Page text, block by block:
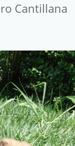
Cantillana